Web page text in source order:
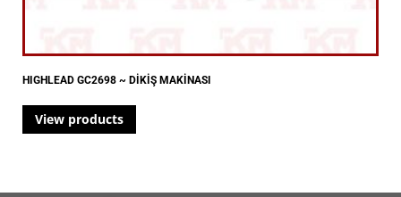
HIGHLEAD GC2698 ~ DİKİŞ MAKİNASI
View products